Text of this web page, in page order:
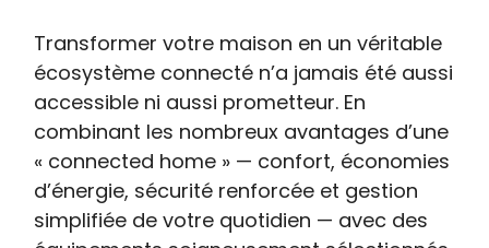
Transformer votre maison en un véritable
écosystème connecté n’a jamais été aussi
accessible ni aussi prometteur. En
combinant les nombreux avantages d’une
« connected home » — confort, économies
d’énergie, sécurité renforcée et gestion
simplifiée de votre quotidien — avec des